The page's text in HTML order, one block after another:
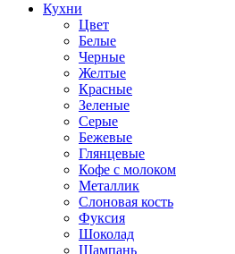
Кухни
Цвет
Белые
Черные
Желтые
Красные
Зеленые
Серые
Бежевые
Глянцевые
Кофе с молоком
Металлик
Слоновая кость
Фуксия
Шоколад
Шампань